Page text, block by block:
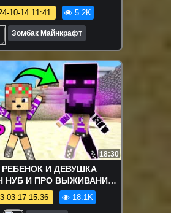
10-14 11:41 5.2K
Зомбак Майнкрафт
18:30
И ДЕВУШКА
НУБ И ПРО ВЫЖИВАНИЕ
В РЕАЛЬНОЙ
ВИДЕО ТРОЛЛИНГ
03-17 15:36 18.1K